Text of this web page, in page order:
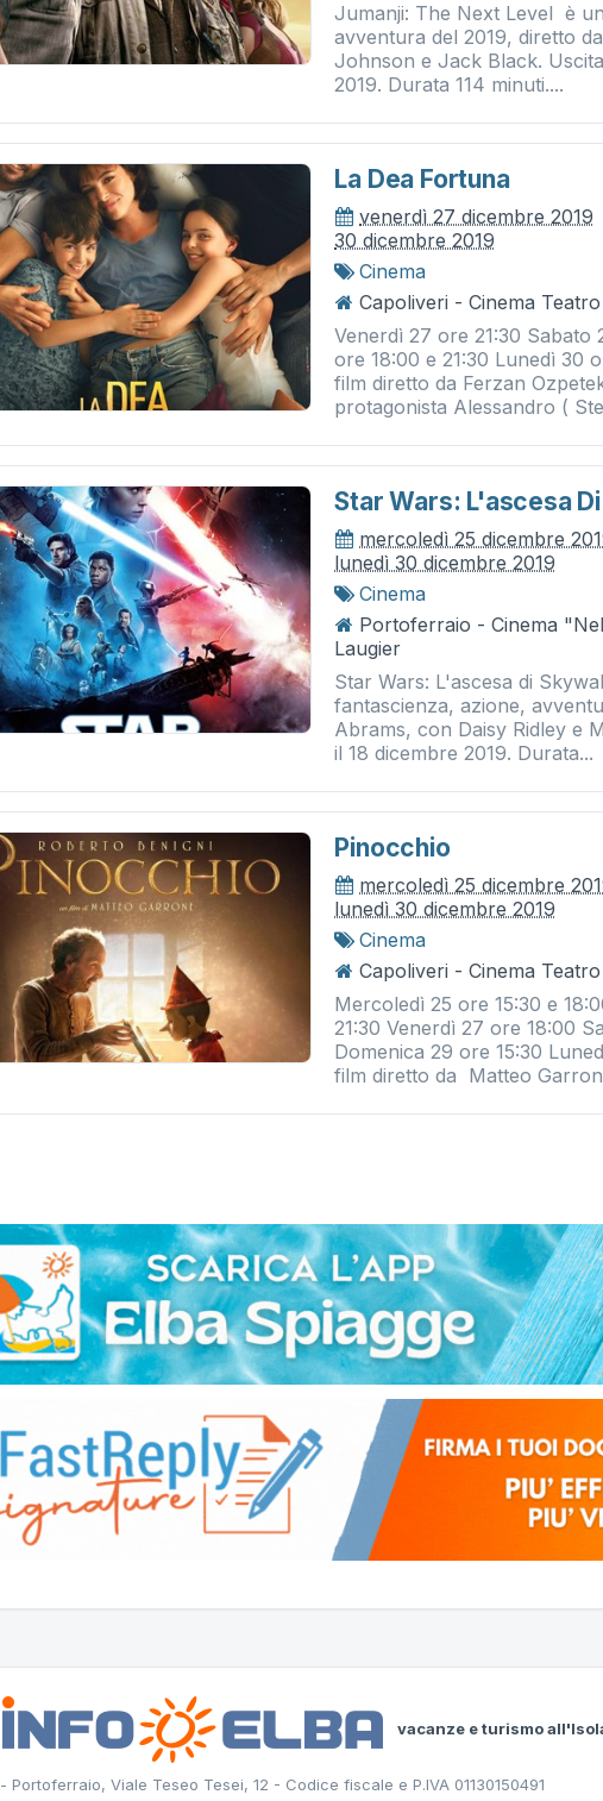
Jumanji: The Next Level è
avventura del 2019, diretto
Johnson e Jack Black.
2019. Durata 114 minuti....
La Dea Fortuna
venerdì 27 dicembre 2019
30 dicembre 2019
Cinema
Capoliveri - Cinema
Venerdì 27 ore 21:30 Sabato
ore 18:00 e 21:30 Lunedì 30
film diretto da Ferzan
protagonista Alessandro (
Star Wars: L'ascesa
mercoledì 25 dicembre
lunedì 30 dicembre 2019
Cinema
Portoferraio - Cinema
Laugier
Star Wars: L'ascesa di
fantascienza, azione,
Abrams, con Daisy Ridley e
il 18 dicembre 2019. Durata...
Pinocchio
mercoledì 25 dicembre
lunedì 30 dicembre 2019
Cinema
Capoliveri - Cinema
Mercoledì 25 ore 15:30 e
21:30 Venerdì 27 ore 18:00
Domenica 29 ore 15:30
film diretto da Matteo
vacanze e turismo
- Portoferraio, Viale Teseo Tesei, 12 - Codice fiscale e P.IVA 01130150491